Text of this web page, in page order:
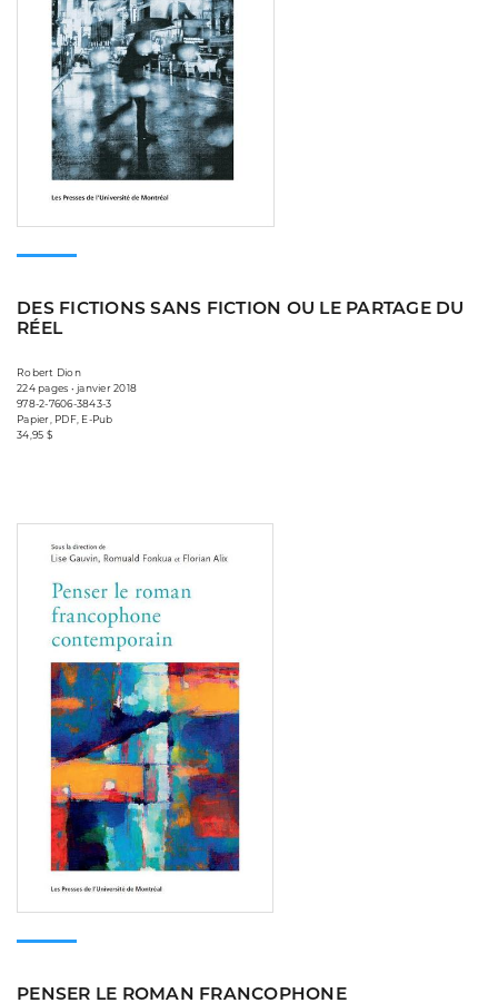
DES FICTIONS SANS FICTION OU LE PARTAGE DU
RÉEL
Robert Dion
224 pages • janvier 2018
978-2-7606-3843-3
Papier, PDF, E-Pub
34,95 $
PENSER LE ROMAN FRANCOPHONE